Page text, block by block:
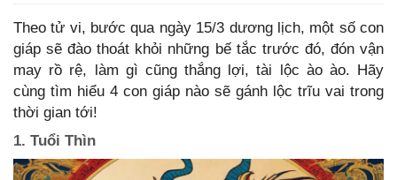
Theo tử vi, bước qua ngày 15/3 dương lịch, một số con
giáp sẽ đào thoát khỏi những bế tắc trước đó, đón vận
may rồ rệ, làm gì cũng thắng lợi, tài lộc ào ào. Hãy
cùng tìm hiểu 4 con giáp nào sẽ gánh lộc trĩu vai trong
thời gian tới!
1. Tuổi Thìn